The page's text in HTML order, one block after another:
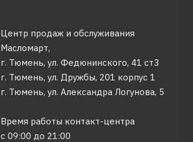
Центр продаж и обслуживания
Масломарт,
г. Тюмень, ул. Федюнинского, 41 ст3
г. Тюмень, ул. Дружбы, 201 корпус 1
г. Тюмень, ул. Александра Логунова, 5
Время работы контакт-центра
с 09:00 до 21:00